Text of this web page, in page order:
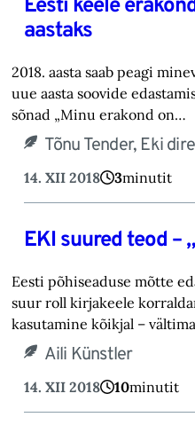
Eesti keele
aastaks
2018. aasta saab peagi
uue aasta soovide
sõnad „Minu erakond on…
Tõnu Tender, Eki
14. XII 2018 3minutit
EKI suured teod –
Eesti põhiseaduse mõtte
suur roll kirjakeele
kasutamine kõikjal –
Aili Künstler
14. XII 2018 10minutit